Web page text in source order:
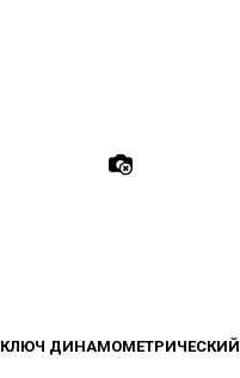
КЛЮЧ ДИНАМОМЕТРИЧЕСКИЙ